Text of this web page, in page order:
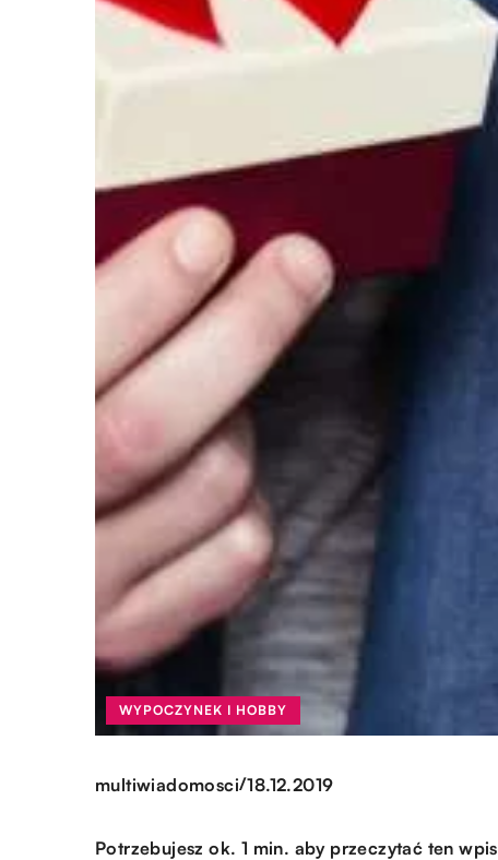
WYPOCZYNEK I HOBBY
multiwiadomosci/18.12.2019
Potrzebujesz ok. 1 min. aby przeczytać ten wpis